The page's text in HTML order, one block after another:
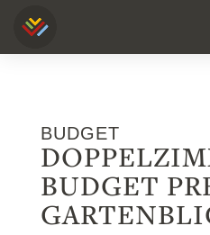
BUDGET
BUDGET